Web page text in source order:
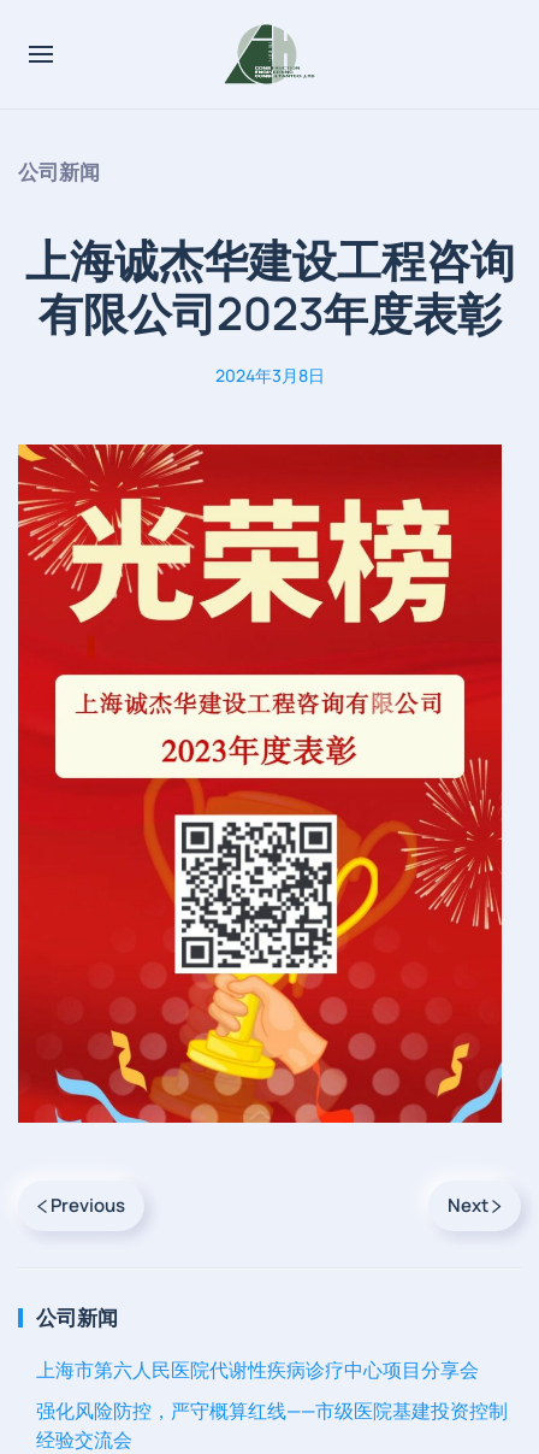
公司新闻
上海诚杰华建设工程咨询
有限公司2023年度表彰
2024年3月8日
Previous Next
公司新闻
上海市第六人民医院代谢性疾病诊疗中心项目分享会
强化风险防控，严守概算红线——市级医院基建投资控制
经验交流会